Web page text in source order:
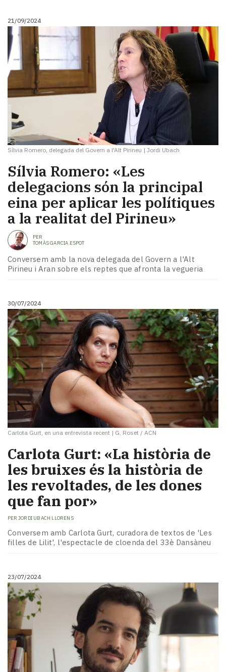
21/09/2024
Sílvia Romero, delegada del Govern a l'Alt Pirineu | Jordi Ubach
Sílvia Romero: «Les
delegacions són la principal
eina per aplicar les polítiques
a la realitat del Pirineu»
PER
TOMÀS GARCIA ESPOT
Conversem amb la nova delegada del Govern a l'Alt
Pirineu i Aran sobre els reptes que afronta la vegueria
30/07/2024
Carlota Gurt, en una entrevista recent | G. Roset / ACN
Carlota Gurt: «La història de
les bruixes és la història de
les revoltades, de les dones
que fan por»
PER JORDI UBACH LLORENS
Conversem amb Carlota Gurt, curadora de textos de 'Les
filles de Lilit', l'espectacle de cloenda del 33è Dansàneu
23/07/2024